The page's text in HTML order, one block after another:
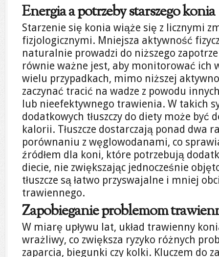
Energia a potrzeby starszego konia
Starzenie się konia wiąże się z licznymi
fizjologicznymi. Mniejsza aktywność
naturalnie prowadzi do niższego
równie ważne jest, aby monitorować ich
wielu przypadkach, mimo niższej
zaczynać tracić na wadze z powodu
lub nieefektywnego trawienia. W takich
dodatkowych tłuszczy do diety może być
kalorii. Tłuszcze dostarczają ponad dwa
porównaniu z węglowodanami, co
źródłem dla koni, które potrzebują
diecie, nie zwiększając jednocześnie
tłuszcze są łatwo przyswajalne i mniej
trawiennego.
Zapobieganie problemom
W miarę upływu lat, układ trawienny
wrażliwy, co zwiększa ryzyko różnych
zaparcia, biegunki czy kolki. Kluczem do